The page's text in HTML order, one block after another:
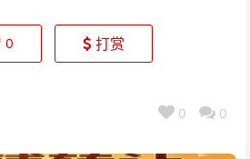
0 打赏
0 0